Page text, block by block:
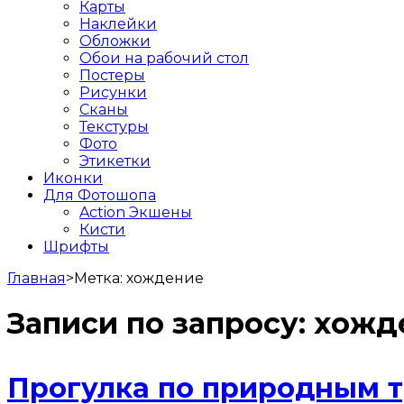
Карты
Наклейки
Обложки
Обои на рабочий стол
Постеры
Рисунки
Сканы
Текстуры
Фото
Этикетки
Иконки
Для Фотошопа
Action Экшены
Кисти
Шрифты
Главная>Метка: хождение
Записи по запросу:
Прогулка по природным